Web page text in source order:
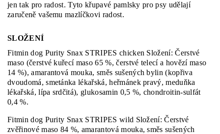
jen tak pro radost. Tyto křupavé pamlsky pro psy udělají
zaručeně vašemu mazlíčkovi radost.
SLOŽENÍ
Fitmin dog Purity Snax STRIPES chicken Složení: Čerstvé
maso (čerstvé kuřecí maso 65 %, čerstvé telecí a hovězí maso
14 %), amarantová mouka, směs sušených bylin (kopřiva
dvoudomá, smetánka lékařská, heřmánek pravý, meduňka
lékařská, lípa srdčitá), glukosamin 0,5 %, chondroitin-sulfát
0,4 %.
Fitmin dog Purity Snax STRIPES wild Složení: Čerstvé
zvěřinové maso 84 %, amarantová mouka, směs sušených